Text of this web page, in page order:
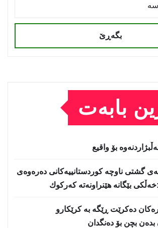
بگەڕێ
بابەت
بۆ واقیع
گشتی ناوچە كوردستانییەكانی دەرەوەی
بێگانه‌ هێنراونه‌ته‌ كه‌ركوك
دەکرێت ڕێگە بە کرێکارو
بدەن بچن بۆ دەنگدان